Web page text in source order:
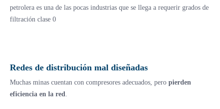
petrolera es una de las pocas industrias que se llega a requerir grados de
filtración clase 0
Redes de distribución mal diseñadas
Muchas minas cuentan con compresores adecuados, pero pierden
eficiencia en la red